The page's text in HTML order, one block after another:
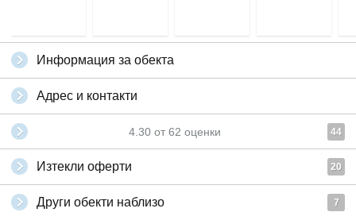
Информация за обекта
Адрес и контакти
4.30 от 62 оценки 44
Изтекли оферти 20
Други обекти наблизо 7